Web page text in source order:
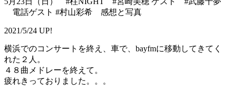
電話ゲスト #村山彩希 感想と写真
2021/5/24 UP!
横浜でのコンサートを終え、車で、bayfmに移動してきてく
れた２人。
４８曲メドレーを終えて。
疲れきっておりました。。。